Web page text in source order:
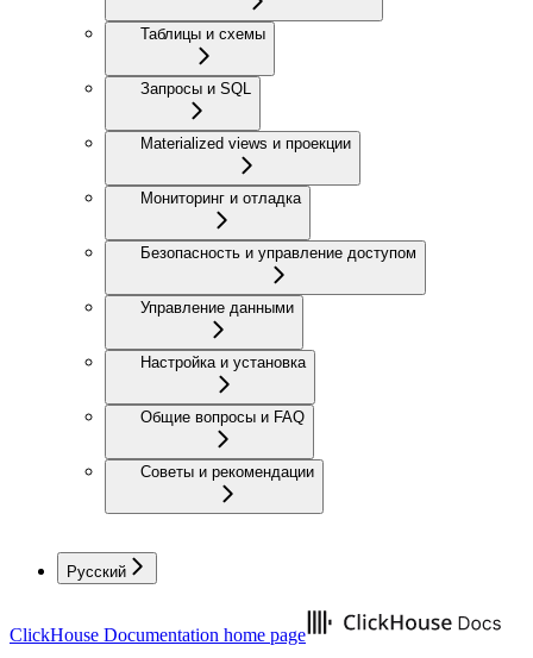
Таблицы и схемы
Запросы и SQL
Materialized views и проекции
Мониторинг и отладка
Безопасность и управление доступом
Управление данными
Настройка и установка
Общие вопросы и FAQ
Советы и рекомендации
Русский
ClickHouse Documentation home page